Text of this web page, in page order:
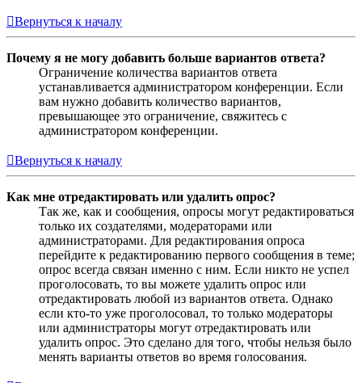
Вернуться к началу
Почему я не могу добавить больше вариантов ответа?
Ограничение количества вариантов ответа
устанавливается администратором конференции. Если
вам нужно добавить количество вариантов,
превышающее это ограничение, свяжитесь с
администратором конференции.
Вернуться к началу
Как мне отредактировать или удалить опрос?
Так же, как и сообщения, опросы могут редактироваться
только их создателями, модераторами или
администраторами. Для редактирования опроса
перейдите к редактированию первого сообщения в теме;
опрос всегда связан именно с ним. Если никто не успел
проголосовать, то вы можете удалить опрос или
отредактировать любой из вариантов ответа. Однако
если кто-то уже проголосовал, то только модераторы
или администраторы могут отредактировать или
удалить опрос. Это сделано для того, чтобы нельзя было
менять варианты ответов во время голосования.